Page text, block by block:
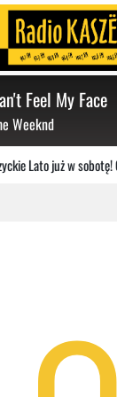
Feel My Face
Weeknd
Lato już w